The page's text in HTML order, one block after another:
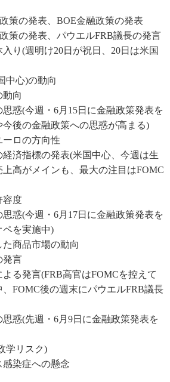
策の発表、BOE金融政策の発表
策の発表、パウエルFRB議長の発言
り(週明け20日が祝日、20日は米国
中心)の動向
動向
惑(今週・6月15日に金融政策発表を
後の金融政策への思惑が高まる)
ロの方向性
済指標の発表(米国中心、今週は生
高がメインも、最大の注目はFOMC
容度
惑(今週・6月17日に金融政策発表を
ペを実施中)
商品市場の動向
発言
る発言(FRB高官はFOMCを控えて
FOMC後の週末にパウエルFRB議長
惑(先週・6月9日に金融政策発表を
学リスク)
染症への懸念